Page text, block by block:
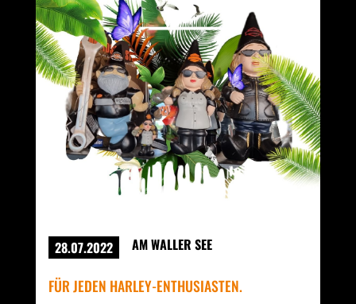
28.07.2022 AM WALLER SEE
FÜR JEDEN HARLEY-ENTHUSIASTEN.